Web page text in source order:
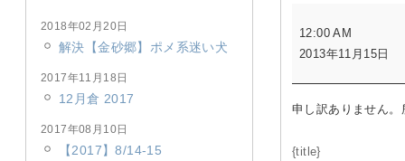
休
日
12:00 AM
2013年11月15日
申し訳ありません
{title}
2018年02月20日
解決【金砂郷】ポメ系迷い犬
2017年11月18日
12月倉 2017
2017年08月10日
【2017】8/14-15